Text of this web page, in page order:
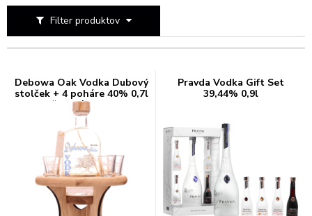
Filter produktov
Debowa Oak Vodka Dubový
stolček + 4 poháre 40% 0,7l
(darčekové balenie 4
poháre)
Pravda Vodka Gift Set
39,44% 0,9l